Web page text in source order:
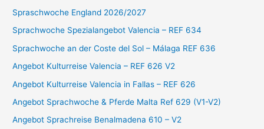
a
c
h
:
Spraschwoche England 2026/2027
Sprachwoche Spezialangebot Valencia – REF 634
Sprachwoche an der Coste del Sol – Málaga REF 636
Angebot Kulturreise Valencia – REF 626 V2
Angebot Kulturreise Valencia in Fallas – REF 626
Angebot Sprachwoche & Pferde Malta Ref 629 (V1-V2)
Angebot Sprachreise Benalmadena 610 – V2